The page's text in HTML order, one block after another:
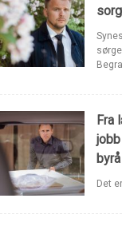
Fra
byrå
Det